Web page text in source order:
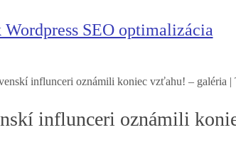
SEO optimalizácia
influnceri oznámili koniec vzťahu! – galéria |
influnceri oznámili